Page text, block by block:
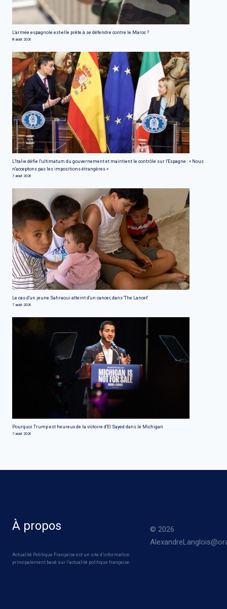
L'armée espagnole est-elle prête à se défendre contre le Maroc ?
8 août 2026
L'Italie défie l'ultimatum du gouvernement et maintient le contrôle sur l'Espagne : « Nous
n'acceptons pas les impositions étrangères »
7 août 2026
Le cas d'un jeune Sahraoui atteint d'un cancer, dans 'The Lancet'
7 août 2026
Pourquoi Trump est heureux de la victoire d'El Sayed dans le Michigan
7 août 2026
À propos
Actualité Politique Française est un site d’information
principalement basé sur l’actualité politique française.
© 2026